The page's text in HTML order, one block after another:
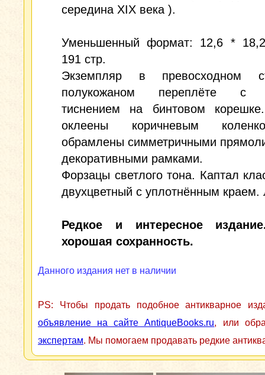
середина XIX века ).
Уменьшенный формат: 12,6 *
191 стр.
Экземпляр в превосходном
полукожаном переплёте с
тиснением на бинтовом
оклеены коричневым
обрамлены симметричными
декоративными рамками.
Форзацы светлого тона. Каптал
двухцветный с уплотнённым краем.
Редкое и интересное
хорошая сохранность.
Данного издания нет в наличии
PS: Чтобы продать подобное антикварное
объявление на сайте AntiqueBooks.ru, или
экспертам. Мы помогаем продавать редкие